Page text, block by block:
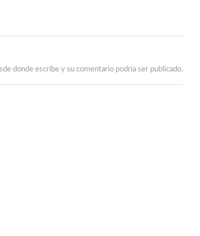
donde escribe y su comentario podría ser publicado.